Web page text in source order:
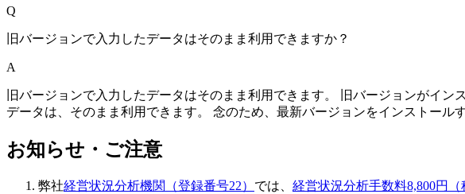
Q
旧バージョンで入力したデータはそのまま利用できますか？
A
旧バージョンで入力したデータはそのまま利用できます。 旧バージョンがイ
データは、そのまま利用できます。 念のため、最新バージョンをインストール
お知らせ・ご注意
弊社経営状況分析機関（登録番号22） では、 経営状況分析手数料8,800円（